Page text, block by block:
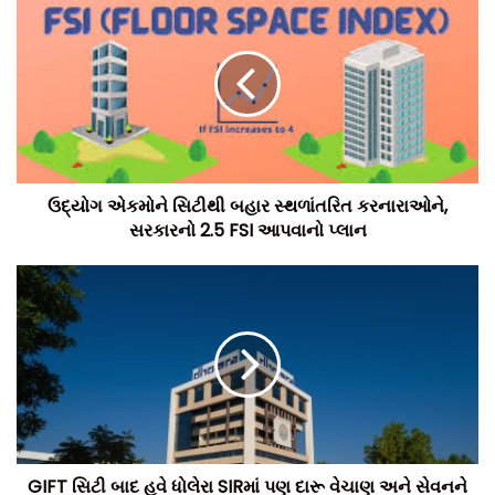
સુધારેલા નિયમોનો હેતુ ટ્રાફિક દંડની સમયસર વસૂલાત સુનિશ્ચિત
કરવાનો અને માર્ગ સુરક્ષા નિયમોના પાલનમાં વધારો કરવાનો છે.
ટીમ બિલ્ટ ઈન્ડિયા.
ઉદ્યોગ એકમોને સિટીથી બહાર સ્થળાંતરિત કરનારાઓને,
સરકારનો 2.5 FSI આપવાનો પ્લાન
GIFT સિટી બાદ હવે ધોલેરા SIRમાં પણ દારૂ વેચાણ અને સેવનને